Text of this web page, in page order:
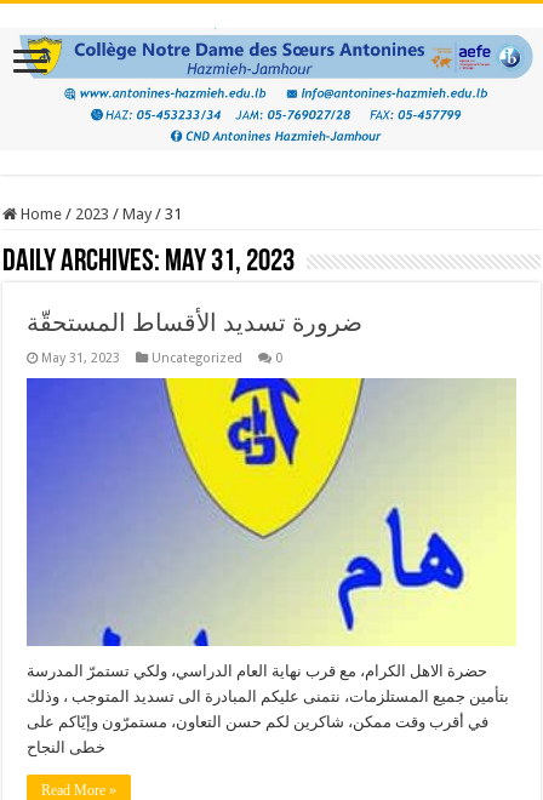
Home / 2023 / May / 31
Daily Archives: May 31, 2023
ضرورة تسديد الأقساط المستحقّة
May 31, 2023 Uncategorized 0
حضرة الاهل الكرام، مع قرب نهاية العام الدراسي، ولكي تستمرّ المدرسة
بتأمين جميع المستلزمات، نتمنى عليكم المبادرة الى تسديد المتوجب ، وذلك
في أقرب وقت ممكن، شاكرين لكم حسن التعاون، مستمرّون وإيّاكم على
خطى النجاح
Read More »